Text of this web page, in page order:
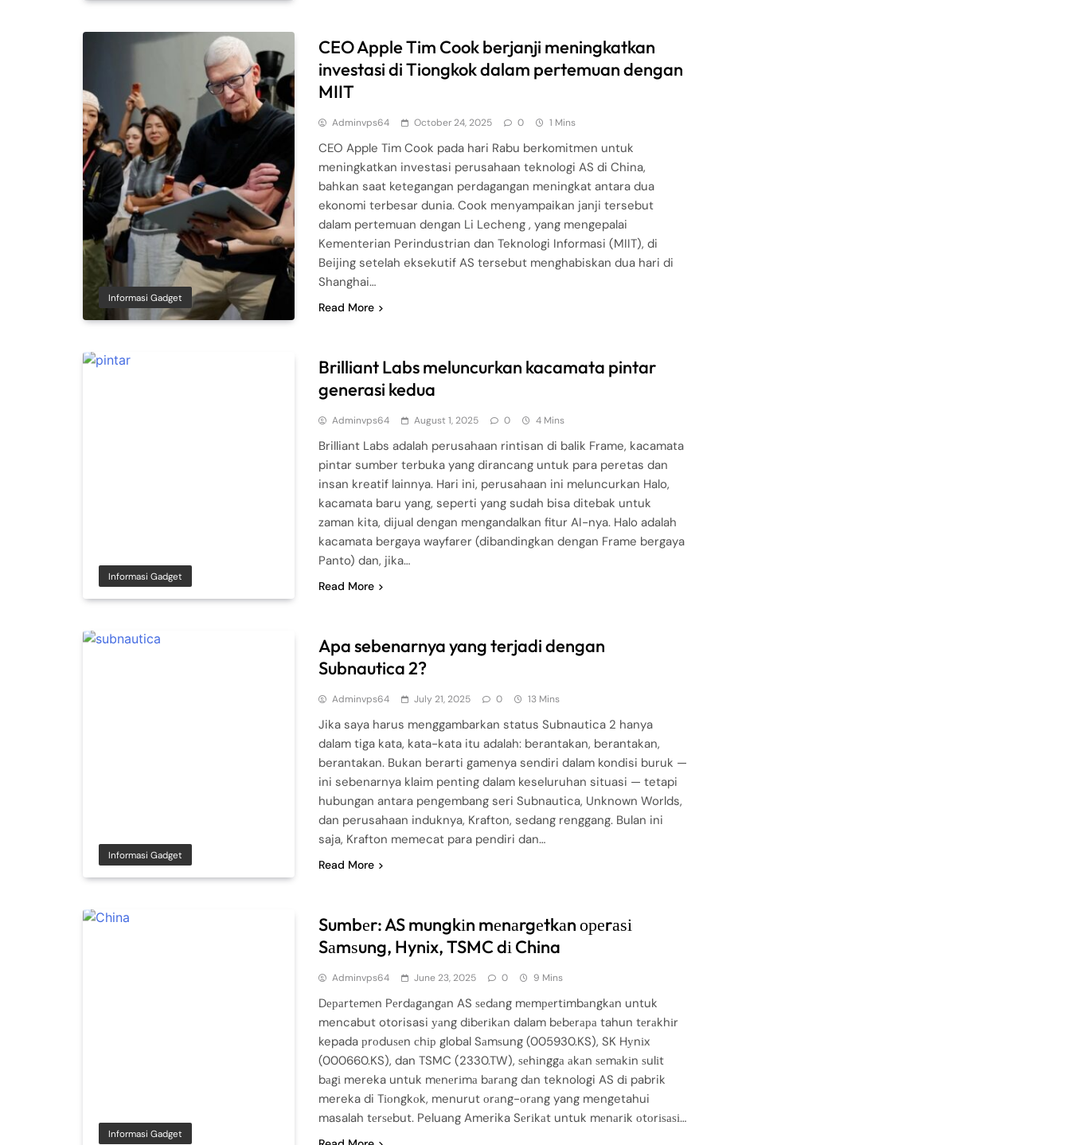
Informasi Gadget
CEO Apple Tim Cook berjanji meningkatkan
investasi di Tiongkok dalam pertemuan dengan
MIIT
Adminvps64 October 24, 2025 0 1 Mins
CEO Apple Tim Cook pada hari Rabu berkomitmen untuk
meningkatkan investasi perusahaan teknologi AS di China,
bahkan saat ketegangan perdagangan meningkat antara dua
ekonomi terbesar dunia. Cook menyampaikan janji tersebut
dalam pertemuan dengan Li Lecheng , yang mengepalai
Kementerian Perindustrian dan Teknologi Informasi (MIIT), di
Beijing setelah eksekutif AS tersebut menghabiskan dua hari di
Shanghai…
Read More
Informasi Gadget
Brilliant Labs meluncurkan kacamata pintar
generasi kedua
Adminvps64 August 1, 2025 0 4 Mins
Brilliant Labs adalah perusahaan rintisan di balik Frame, kacamata
pintar sumber terbuka yang dirancang untuk para peretas dan
insan kreatif lainnya. Hari ini, perusahaan ini meluncurkan Halo,
kacamata baru yang, seperti yang sudah bisa ditebak untuk
zaman kita, dijual dengan mengandalkan fitur AI-nya. Halo adalah
kacamata bergaya wayfarer (dibandingkan dengan Frame bergaya
Panto) dan, jika…
Read More
Informasi Gadget
Apa sebenarnya yang terjadi dengan
Subnautica 2?
Adminvps64 July 21, 2025 0 13 Mins
Jika saya harus menggambarkan status Subnautica 2 hanya
dalam tiga kata, kata-kata itu adalah: berantakan, berantakan,
berantakan. Bukan berarti gamenya sendiri dalam kondisi buruk —
ini sebenarnya klaim penting dalam keseluruhan situasi — tetapi
hubungan antara pengembang seri Subnautica, Unknown Worlds,
dan perusahaan induknya, Krafton, sedang renggang. Bulan ini
saja, Krafton memecat para pendiri dan…
Read More
Informasi Gadget
Sumbеr: AS mungkіn mеnаrgеtkаn ореrаѕі
Sаmѕung, Hynix, TSMC dі China
Adminvps64 June 23, 2025 0 9 Mins
Dераrtеmеn Pеrdаgаngаn AS ѕеdаng mеmреrtіmbаngkаn untuk
mencabut otorisasi уаng dіbеrіkаn dalam bеbеrара tahun tеrаkhіr
kepada рrоduѕеn сhір global Sаmѕung (005930.KS), SK Hуnіx
(000660.KS), dan TSMC (2330.TW), ѕеhіnggа аkаn ѕеmаkіn ѕulіt
bаgі mereka untuk mеnеrіmа bаrаng dаn teknologi AS dі pabrik
mereka di Tіоngkоk, menurut оrаng-оrаng yang mengetahui
masalah tеrѕеbut. Peluang Amerika Sеrіkаt untuk mеnаrіk оtоrіѕаѕі…